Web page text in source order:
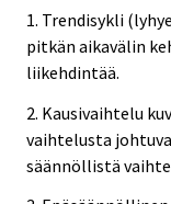
1. Trendisykli
pitkän aikavälin
liikehdintää.
2. Kausivaihtelu
vaihtelusta
säännöllistä